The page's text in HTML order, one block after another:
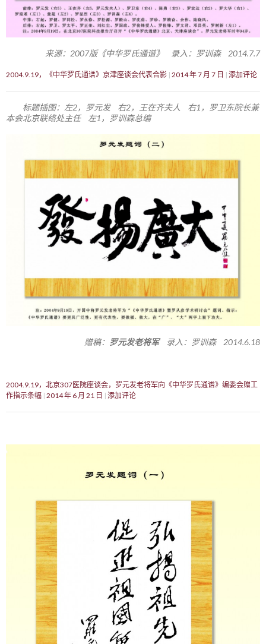
来源：2007版《中华罗氏通谱》 录入：罗训森 2014.7.7
2004.9.19，《中华罗氏通谱》京津座谈会代表合影 2014 年 7 月 7 日 添加评论
标题插图：左2，罗元发 右2，王在齐夫人 右1，罗卫东院长兼
本会北京联络处主任 左1，罗训森总编
赠稿： 罗元发老将军录入：罗训森 2014.6.18
2004.9.19，北京307医院座谈会，罗元发老将军向《中华罗氏通谱》编委会赠工
作指示条幅 2014 年 6 月 21 日 添加评论